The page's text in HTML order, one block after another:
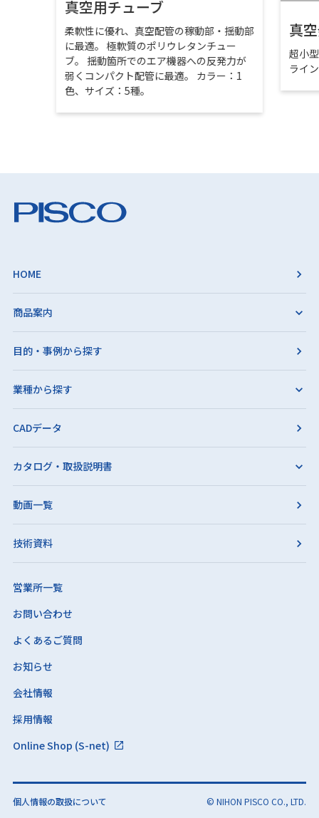
真空用チューブ
柔軟性に優れ、真空配管の稼動部・揺動部
に最適。 極軟質のポリウレタンチュー
ブ。 揺動箇所でのエア機器への反発力が
弱くコンパクト配管に最適。 カラー：1
色、サイズ：5種。
真
超小
ライ
HOME
商品案内
目的・事例から探す
業種から探す
CADデータ
カタログ・取扱説明書
動画一覧
技術資料
営業所一覧
お問い合わせ
よくあるご質問
お知らせ
会社情報
採用情報
Online Shop (S-net)
個人情報の取扱について © NIHON PISCO CO., LTD.